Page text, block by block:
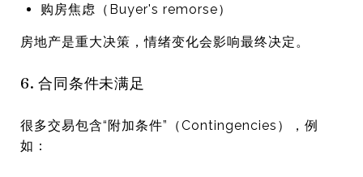
购房焦虑（Buyer's remorse）
房地产是重大决策，情绪变化会影响最终决定。
6. 合同条件未满足
很多交易包含“附加条件”（Contingencies），例
如：